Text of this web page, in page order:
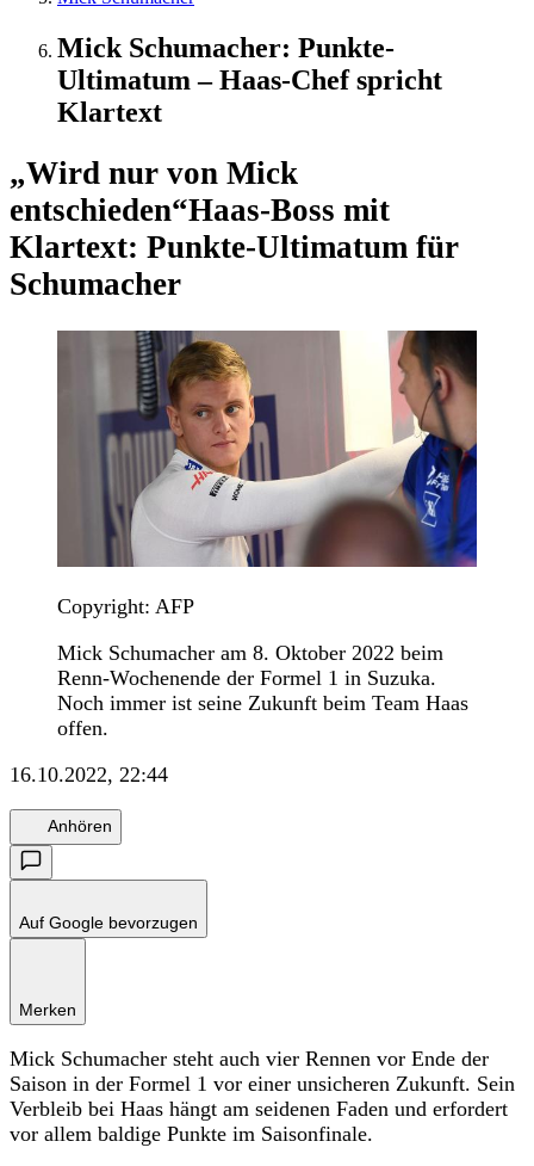
Mick Schumacher: Punkte-
Ultimatum – Haas-Chef spricht
Klartext
„Wird nur von Mick
entschieden“Haas-Boss mit
Klartext: Punkte-Ultimatum für
Schumacher
Copyright: AFP
Mick Schumacher am 8. Oktober 2022 beim
Renn-Wochenende der Formel 1 in Suzuka.
Noch immer ist seine Zukunft beim Team Haas
offen.
16.10.2022, 22:44
Anhören
Auf Google bevorzugen
Merken
Mick Schumacher steht auch vier Rennen vor Ende der
Saison in der Formel 1 vor einer unsicheren Zukunft. Sein
Verbleib bei Haas hängt am seidenen Faden und erfordert
vor allem baldige Punkte im Saisonfinale.